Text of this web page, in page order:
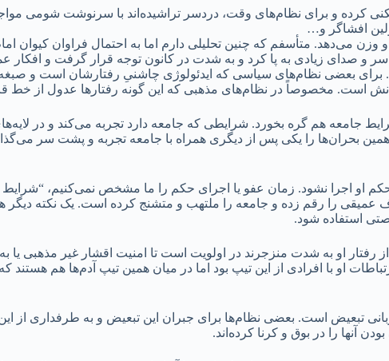
کرده و برای نظام‌های وقت، دردسر تراشیده‌اند با سرنوشت شومی
افشاگر و…
وزن می‌دهد. متأسفم که چنین تحلیلی دارم اما به احتمال فراوان کیوان
زیادی به پا کرد و به شدت در کانون توجه قرار گرفت و افکار
برای بعضی نظام‌های سیاسی که ایدئولوژی چاشنیِ رفتارشان است و
است. مخصوصاً در نظام‌های مذهبی که این گونه رفتارها عدول از
جامعه هم گره بخورد. شرایطی که جامعه دارد تجربه می‌کند و در
بحران‌ها را یکی پس از دیگری همراه با جامعه تجربه و پشت سر
حکم او اجرا نشود. زمان عفو یا اجرای حکم را ما مشخص نمی‌کنیم،
را رقم زده و جامعه را ملتهب و متشنج کرده است. یک نکته دیگر
استفاده شود.
او به شدت منزجرند در اولویت است تا امنیت اقشار غیر مذهبی یا
او با افرادی از این تیپ بود اما در میان همین تیپ آدم‌ها هم
تبعیض است. بعضی نظام‌ها برای جبران این تبعیض و به طرفداری
آنها را در بوق و کرنا کرده‌اند.